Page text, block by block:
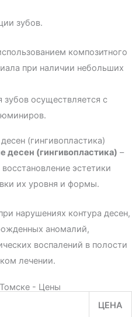
зубов.
композитного
при наличии небольших
зубов осуществляется с
(гингивопластика)
десен (гингивопластика) –
эстетики
их уровня и формы.
нарушениях контура десен,
аномалий,
воспалений в полости
лечении.
- Цены
ЦЕНА